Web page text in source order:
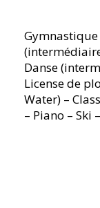
Danse
License de
Water) –
– Piano – Ski